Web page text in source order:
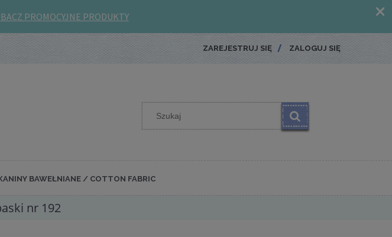
ZAREJESTRUJ SIĘ ZALOGUJ SIĘ
BAWEŁNIANE / COTTON FABRIC
nr 192